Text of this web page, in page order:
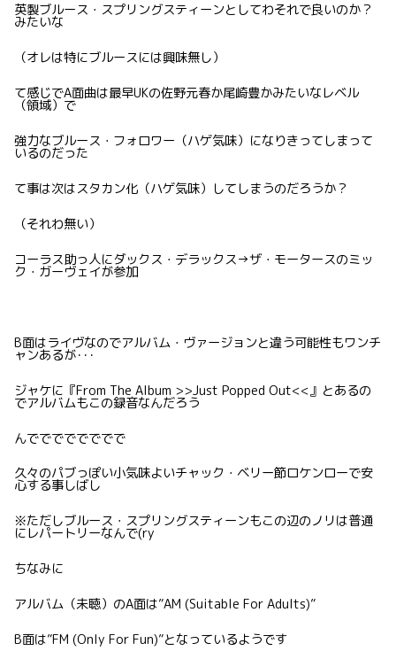
英製ブルース・スプリングスティーンとしてわそれで良いのか？
みたいな
（オレは特にブルースには興味無し）
て感じでA面曲は最早UKの佐野元春か尾崎豊かみたいなレベル
（領域）で
強力なブルース・フォロワー（ハゲ気味）になりきってしまって
いるのだった
て事は次はスタカン化（ハゲ気味）してしまうのだろうか？
（それわ無い）
コーラス助っ人にダックス・デラックス→ザ・モータースのミッ
ク・ガーヴェイが参加
B面はライヴなのでアルバム・ヴァージョンと違う可能性もワンチ
ャンあるが･･･
ジャケに『From The Album >>Just Popped Out<<』とあるの
でアルバムもこの録音なんだろう
んでででででででで
久々のパブっぽい小気味よいチャック・ベリー節ロケンローで安
心する事しばし
※ただしブルース・スプリングスティーンもこの辺のノリは普通
にレパートリーなんで(ry
ちなみに
アルバム（未聴）のA面は”AM (Suitable For Adults)”
B面は”FM (Only For Fun)”となっているようです